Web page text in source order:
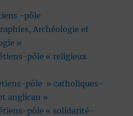
-pôle
Archéologie et
»
pôle « religieux
pôle » catholiques-
anglican »
pôle « solidarité-